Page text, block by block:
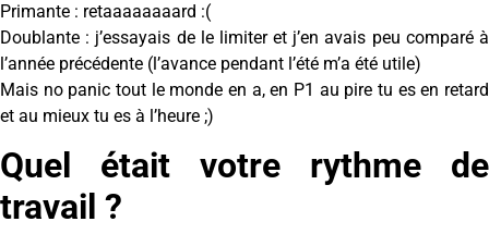
Primante : retaaaaaaaard :(
Doublante : j’essayais de le limiter et j’en avais peu comparé à
l’année précédente (l’avance pendant l’été m’a été utile)
Mais no panic tout le monde en a, en P1 au pire tu es en retard
et au mieux tu es à l’heure ;)
Quel était votre rythme de
travail ?